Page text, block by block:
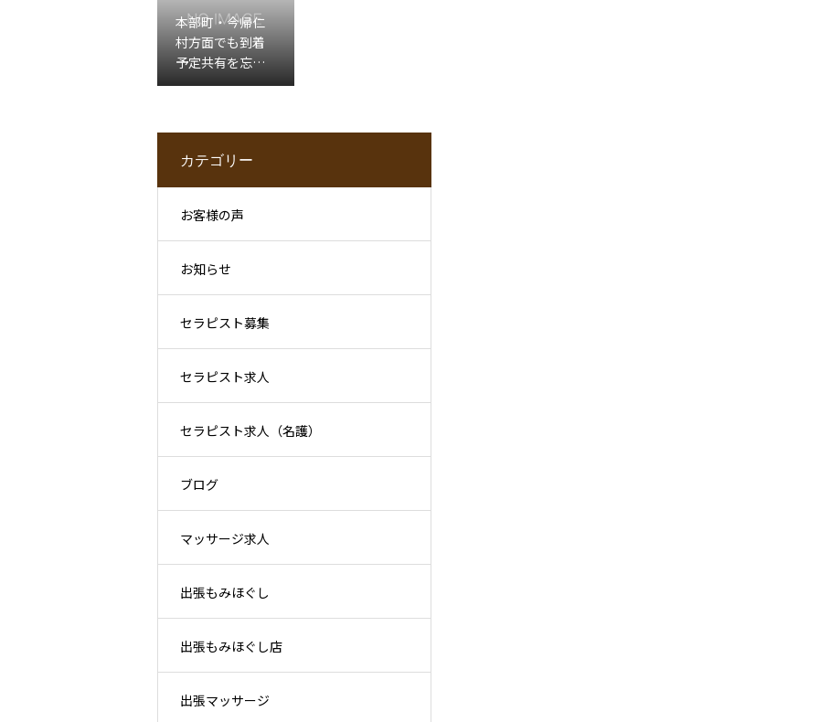
本部町・今帰仁
村方面でも到着
予定共有を忘れ
たくない人へ
カテゴリー
お客様の声
お知らせ
セラピスト募集
セラピスト求人
セラピスト求人（名護）
ブログ
マッサージ求人
出張もみほぐし
出張もみほぐし店
出張マッサージ